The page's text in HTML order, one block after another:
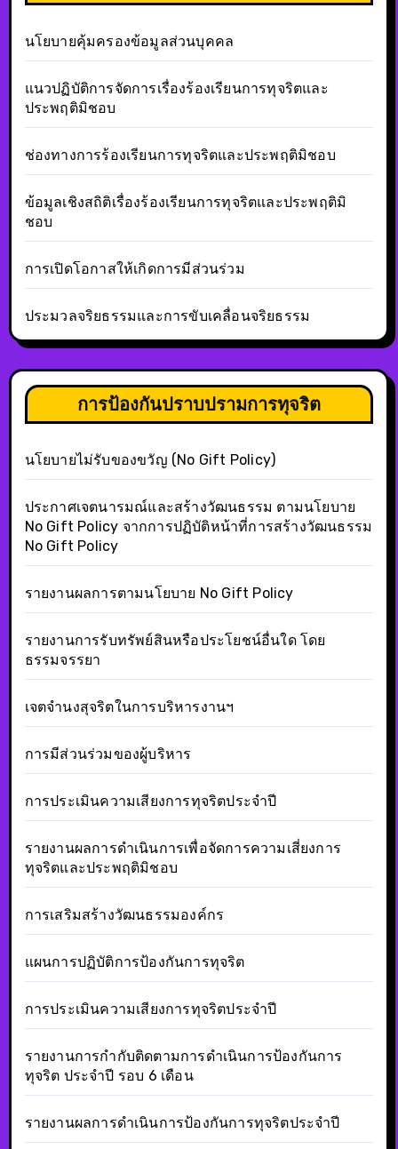
นโยบายคุ้มครองข้อมูลส่วนบุคคล
แนวปฏิบัติการจัดการเรื่องร้องเรียนการทุจริตและ
ประพฤติมิชอบ
ช่องทางการร้องเรียนการทุจริตและประพฤติมิชอบ
ข้อมูลเชิงสถิติเรื่องร้องเรียนการทุจริตและประพฤติมิ
ชอบ
การเปิดโอกาสให้เกิดการมีส่วนร่วม
ประมวลจริยธรรมและการขับเคลื่อนจริยธรรม
การป้องกันปราบปรามการทุจริต
นโยบายไม่รับของขวัญ (No Gift Policy)
ประกาศเจตนารมณ์และสร้างวัฒนธรรม ตามนโยบาย
No Gift Policy จากการปฏิบัติหน้าที่การสร้างวัฒนธรรม
No Gift Policy
รายงานผลการตามนโยบาย No Gift Policy
รายงานการรับทรัพย์สินหรือประโยชน์อื่นใด โดย
ธรรมจรรยา
เจตจำนงสุจริตในการบริหารงานฯ
การมีส่วนร่วมของผู้บริหาร
การประเมินความเสียงการทุจริตประจำปี
รายงานผลการดำเนินการเพื่อจัดการความเสี่ยงการ
ทุจริตและประพฤติมิชอบ
การเสริมสร้างวัฒนธรรมองค์กร
แผนการปฏิบัติการป้องกันการทุจริต
การประเมินความเสียงการทุจริตประจำปี
รายงานการกำกับติดตามการดำเนินการป้องกันการ
ทุจริต ประจำปี รอบ 6 เดือน
รายงานผลการดำเนินการป้องกันการทุจริตประจำปี